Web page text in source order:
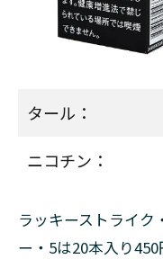
ピネ
ス
ット
ブラ
ック
8
タール：
ニコチン：
ラッキーストライク
ー・5は20本入り450